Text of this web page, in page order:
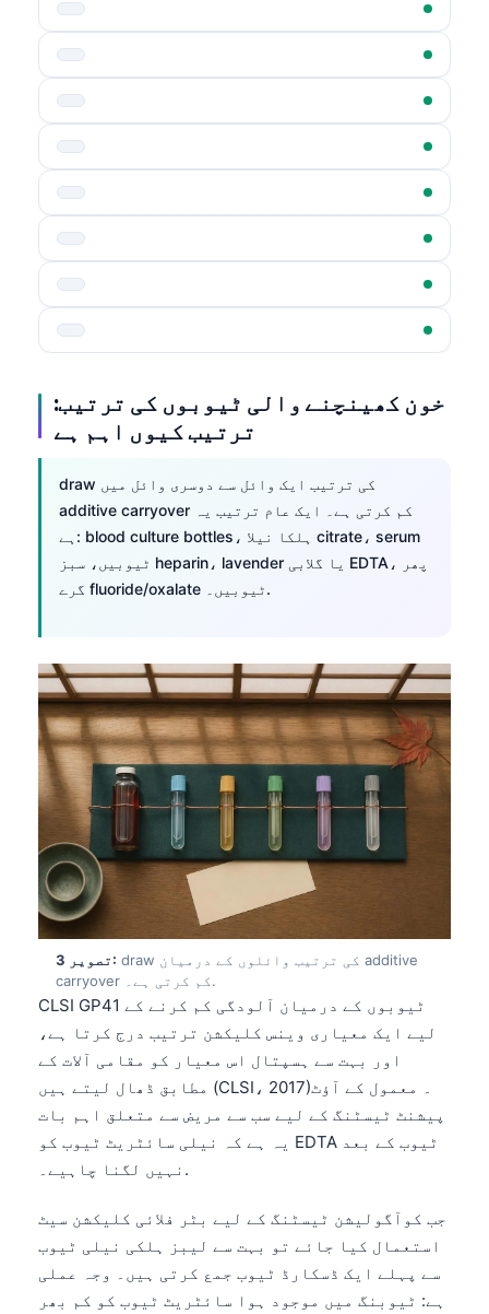
خون کھینچنے والی ٹیوبوں کی ترتیب:
ترتیب کیوں اہم ہے
draw کی ترتیب ایک وائل سے دوسری وائل میں
additive carryover کم کرتی ہے۔ ایک عام ترتیب یہ
ہے: blood culture bottles، ہلکا نیلا citrate، serum
ٹیوبیں، سبز heparin، lavender یا گلابی EDTA، پھر
گرے fluoride/oxalate ٹیوبیں۔.
تصویر 3: draw کی ترتیب وائلوں کے درمیان additive
carryover کم کرتی ہے۔.
CLSI GP41 ٹیوبوں کے درمیان آلودگی کم کرنے کے
لیے ایک معیاری وینس کلیکشن ترتیب درج کرتا ہے،
اور بہت سے ہسپتال اس معیار کو مقامی آلات کے
مطابق ڈھال لیتے ہیں (CLSI، 2017)۔ معمول کے آؤٹ
پیشنٹ ٹیسٹنگ کے لیے سب سے مریض سے متعلق اہم بات
یہ ہے کہ نیلی سائٹریٹ ٹیوب کو EDTA ٹیوب کے بعد
نہیں لگنا چاہیے۔.
جب کوآگولیشن ٹیسٹنگ کے لیے بٹر فلائی کلیکشن سیٹ
استعمال کیا جائے تو بہت سے لیبز ہلکی نیلی ٹیوب
سے پہلے ایک ڈسکارڈ ٹیوب جمع کرتی ہیں۔ وجہ عملی
ہے: ٹیوبنگ میں موجود ہوا سائٹریٹ ٹیوب کو کم بھر